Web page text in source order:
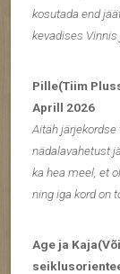
kosutada end
kevadises
Pille(Tiim
Aprill 2026
Aitäh
nädalavahetust
ka hea meel, et
ning iga kord on
Age ja